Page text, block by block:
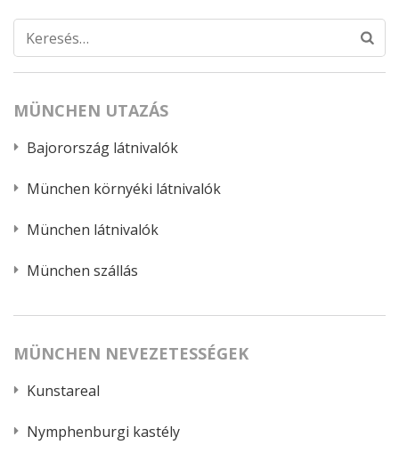
Keresés:
MÜNCHEN UTAZÁS
Bajorország látnivalók
München környéki látnivalók
München látnivalók
München szállás
MÜNCHEN NEVEZETESSÉGEK
Kunstareal
Nymphenburgi kastély